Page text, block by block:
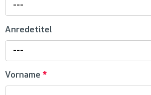
---
Anredetitel
---
Vorname *